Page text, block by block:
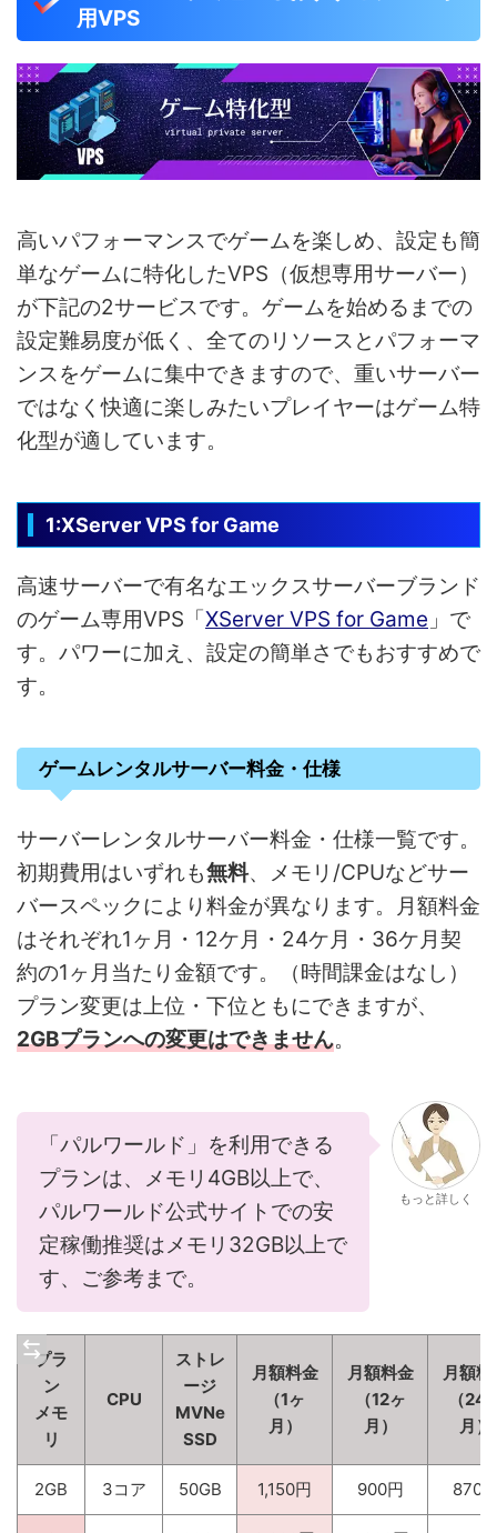
用VPS
高いパフォーマンスでゲームを楽しめ、設定も簡
単なゲームに特化したVPS（仮想専用サーバー）
が下記の2サービスです。ゲームを始めるまでの
設定難易度が低く、全てのリソースとパフォーマ
ンスをゲームに集中できますので、重いサーバー
ではなく快適に楽しみたいプレイヤーはゲーム特
化型が適しています。
1:XServer VPS for Game
高速サーバーで有名なエックスサーバーブランド
のゲーム専用VPS「XServer VPS for Game 」で
す。パワーに加え、設定の簡単さでもおすすめで
す。
ゲームレンタルサーバー料金・仕様
サーバーレンタルサーバー料金・仕様一覧です。
初期費用はいずれも無料、メモリ/CPUなどサー
バースペックにより料金が異なります。月額料金
はそれぞれ1ヶ月・12ケ月・24ケ月・36ケ月契
約の1ヶ月当たり金額です。（時間課金はなし）
プラン変更は上位・下位ともにできますが、
2GBプランへの変更はできません。
「パルワールド」を利用できる
プランは、メモリ4GB以上で、
パルワールド公式サイトでの安
定稼働推奨はメモリ32GB以上で
す、ご参考まで。
もっと詳しく
プラ
ン
メモ
リ
CPU
ストレ
ージ
MVNe
SSD
月額料金
（1ヶ
月）
月額料金
（12ヶ
月）
月額料
（24
月）
2GB 3コア 50GB 1,150円 900円 870